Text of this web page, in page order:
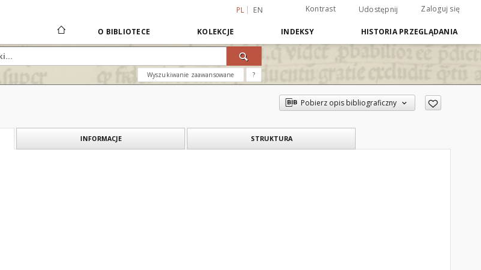
PL EN Kontrast Udostępnij Zaloguj się
O BIBLIOTECE KOLEKCJE INDEKSY HISTORIA PRZEGLĄDANIA
Wyszukiwanie zaawansowane ?
Pobierz opis bibliograficzny
INFORMACJE STRUKTURA